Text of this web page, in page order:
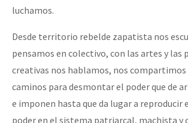
luchamos.
Desde territorio rebelde zapatista nos
pensamos en colectivo, con las artes y las
creativas nos hablamos, nos compartimos
caminos para desmontar el poder que de
e imponen hasta que da lugar a reproducir
poder en el sistema patriarcal, machista y